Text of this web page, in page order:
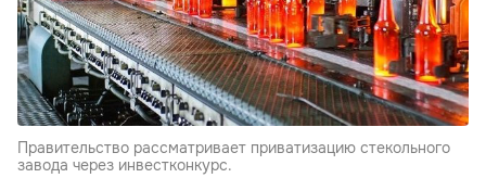
Правительство рассматривает приватизацию стекольного
завода через инвестконкурс.